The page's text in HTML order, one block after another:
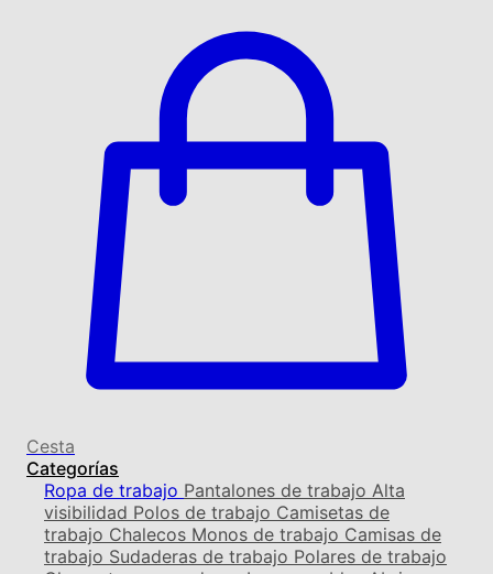
Cesta
Categorías
Ropa de trabajo Pantalones de trabajo Alta
visibilidad Polos de trabajo Camisetas de
trabajo Chalecos Monos de trabajo Camisas de
trabajo Sudaderas de trabajo Polares de trabajo